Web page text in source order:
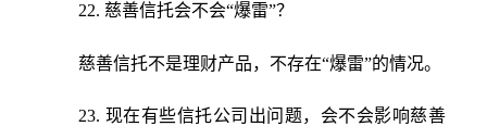
22. 慈善信托会不会“爆雷”？
慈善信托不是理财产品，不存在“爆雷”的情况。
23. 现在有些信托公司出问题，会不会影响慈善